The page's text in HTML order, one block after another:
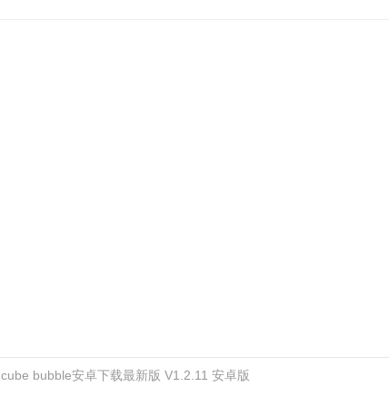
cube bubble安卓下载最新版 V1.2.11 安卓版